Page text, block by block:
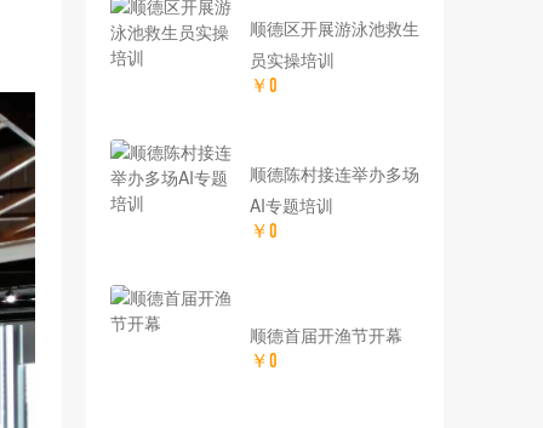
顺德区开展游泳池救生
员实操培训
￥0
顺德陈村接连举办多场
AI专题培训
￥0
顺德首届开渔节开幕
￥0